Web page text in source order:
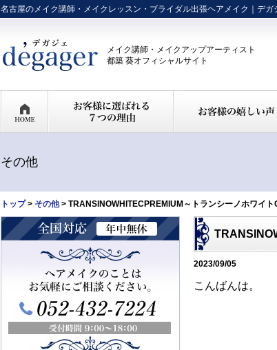
名古屋のメイク講師・メイクレッスン・ブライダル出張ヘアメイク｜デガ
メイク講師・メイクアップアーティスト
都築 葵オフィシャルサイト
その他
トップ> その他> TRANSINOWHITECPREMIUM～トランシーノホワイト
2023/09/05
こんばんは。